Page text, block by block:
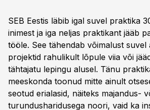
SEB Eestis läbib igal suvel praktika
inimest ja iga neljas praktikant jääb
tööle. See tähendab võimalust suvel
projektid rahulikult lõpule viia või
tähtajatu lepingu alusel. Tänu
meeskonda toonud mitte ainult
seotud erialasid, näiteks majandus-
turundusharidusega noori, vaid ka